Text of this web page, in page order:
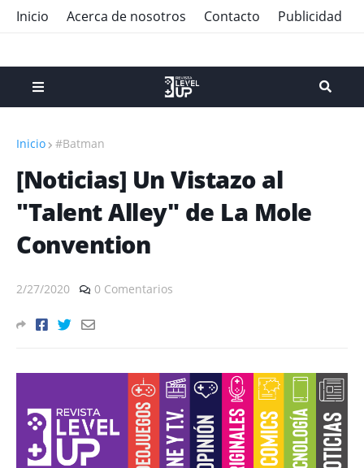
Inicio Acerca de nosotros Contacto Publicidad
Inicio #Batman
[Noticias] Un Vistazo al
"Talent Alley" de La Mole
Convention
2/27/2020 0 Comentarios